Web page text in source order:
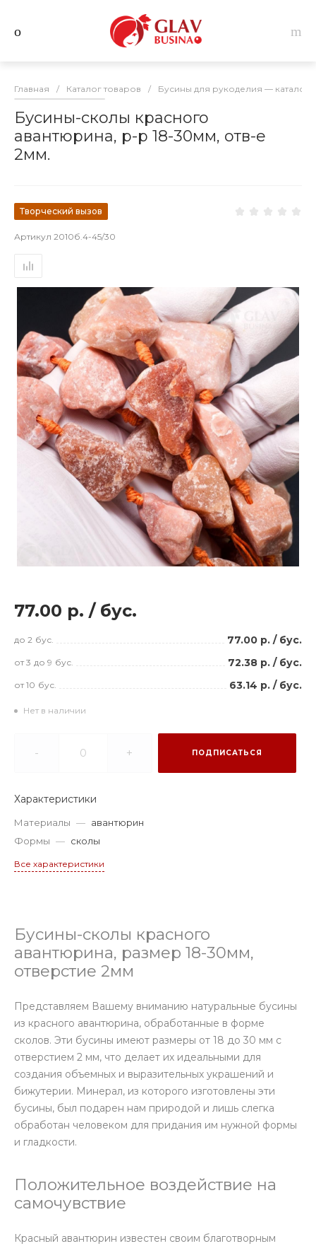
Главная / Каталог товаров / Бусины для рукоделия — каталог
Бусины-сколы красного
авантюрина, р-р 18-30мм, отв-е
2мм.
Творческий вызов
Артикул 2010б.4-45/30
77.00 р. / бус.
до 2 бус. 77.00 р. / бус.
от 3 до 9 бус. 72.38 р. / бус.
от 10 бус. 63.14 р. / бус.
Нет в наличии
- + ПОДПИСАТЬСЯ
Характеристики
Материалы — авантюрин
Формы — сколы
Все характеристики
Бусины-сколы красного
авантюрина, размер 18-30мм,
отверстие 2мм
Представляем Вашему вниманию натуральные бусины
из красного авантюрина, обработанные в форме
сколов. Эти бусины имеют размеры от 18 до 30 мм с
отверстием 2 мм, что делает их идеальными для
создания объемных и выразительных украшений и
бижутерии. Минерал, из которого изготовлены эти
бусины, был подарен нам природой и лишь слегка
обработан человеком для придания им нужной формы
и гладкости.
Положительное воздействие на
самочувствие
Красный авантюрин известен своим благотворным